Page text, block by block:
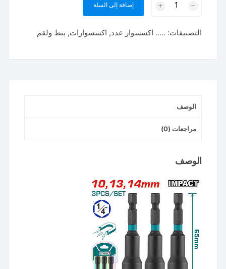
tac2703431
لقم
مللي
إضافة إلى السلة
التصنيفات: ..... اكسسوار عدد, اكسسوارات, بنط ولقم
الوصف
مراجعات (0)
الوصف